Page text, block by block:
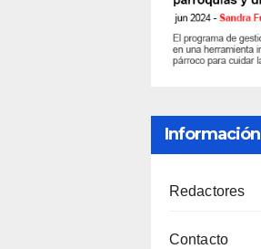
Información
Redactores
Contacto